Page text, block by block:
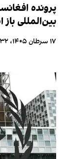
پرونده
بین‌المللی
۱۷ سرطان ۱۴۰۵، ۱۵:۳۲ (‎+۱ گرینویچ)